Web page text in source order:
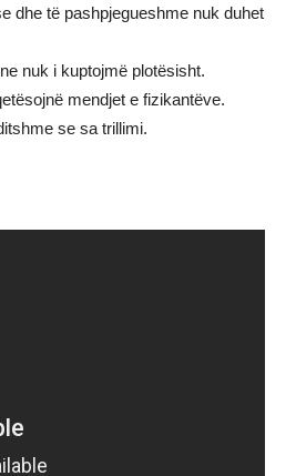
dhe të pashpjegueshme nuk duhet
nuk i kuptojmë plotësisht.
mendjet e fizikantëve.
se sa trillimi.